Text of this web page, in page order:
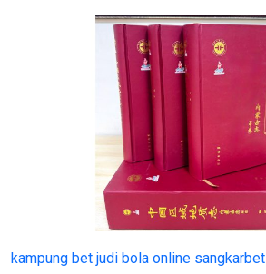
kampung bet judi bola online sangkarbet